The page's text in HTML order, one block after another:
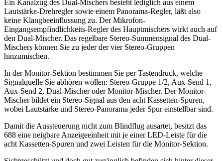
Ein Kanalzug des Dual-Mischers besteht lediglich aus einem
Lautstärke-Drehregler sowie einem Panorama-Regler, läßt also
keine Klangbeeinflussung zu. Der Mikrofon-
Eingangsempfindlichkeits-Regler des Hauptmischers wirkt auch auf
den Dual-Mischer. Das regelbare Stereo-Summensignal des Dual-
Mischers können Sie zu jeder der vier Stereo-Gruppen
hinzumischen.
In der Monitor-Sektion bestimmen Sie per Tastendruck, welche
Signalquelle Sie abhören wollen: Stereo-Gruppe 1/2, Aux-Send 1,
Aux-Send 2, Dual-Mischer oder Monitor-Mischer. Der Monitor-
Mischer bildet ein Stereo-Signal aus den acht Kassetten-Spuren,
wobei Lautstärke und Stereo-Panorama jeder Spur einstellbar sind.
Damit die Aussteuerung nicht zum Blindflug ausartet, besitzt das
688 eine neigbare Anzeigeeinheit mit je einer LED-Leiste für die
acht Kassetten-Spuren und zwei Leisten für die Monitor-Sektion.